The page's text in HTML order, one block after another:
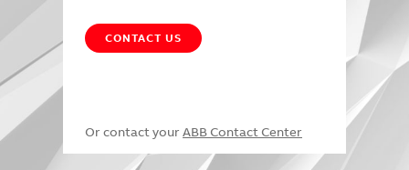
CONTACT US
Or contact your ABB Contact Center